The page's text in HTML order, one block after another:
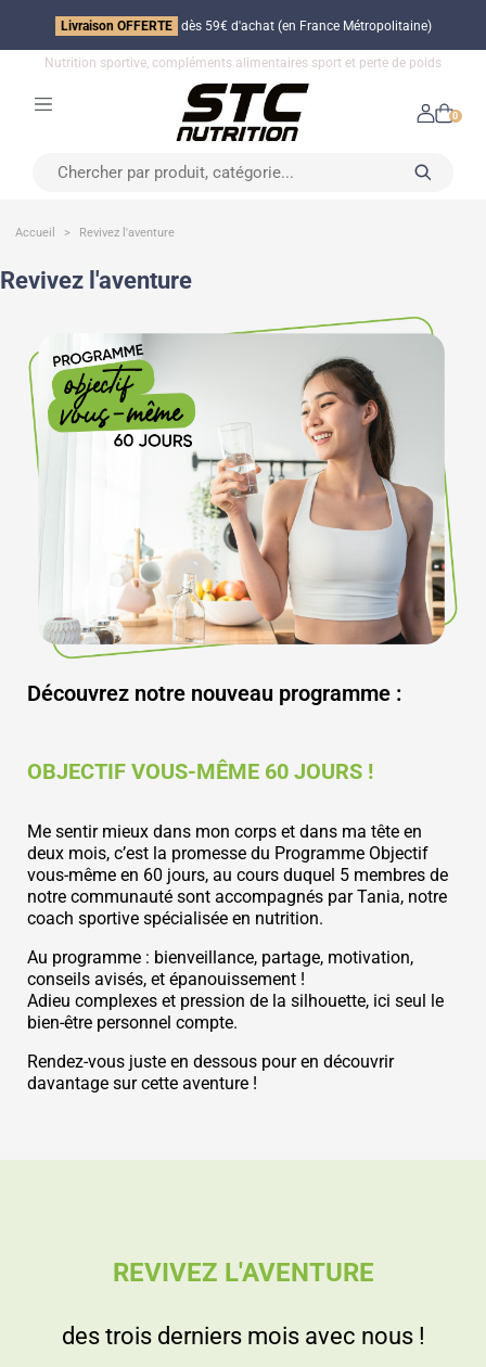
Livraison OFFERTE dès 59€ d'achat (en France Métropolitaine)
Nutrition sportive, compléments alimentaires sport et perte de poids
0
Accueil Revivez l'aventure
Revivez l'aventure
Découvrez notre nouveau programme :
OBJECTIF VOUS-MÊME 60 JOURS !
Me sentir mieux dans mon corps et dans ma tête en
deux mois, c’est la promesse du Programme Objectif
vous-même en 60 jours, au cours duquel 5 membres de
notre communauté sont accompagnés par Tania, notre
coach sportive spécialisée en nutrition.
Au programme : bienveillance, partage, motivation,
conseils avisés, et épanouissement !
Adieu complexes et pression de la silhouette, ici seul le
bien-être personnel compte.
Rendez-vous juste en dessous pour en découvrir
davantage sur cette aventure !
REVIVEZ L'AVENTURE
des trois derniers mois avec nous !